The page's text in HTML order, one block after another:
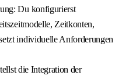
Du konfigurierst
Zeitkonten,
individuelle Anforderungen
die Integration der